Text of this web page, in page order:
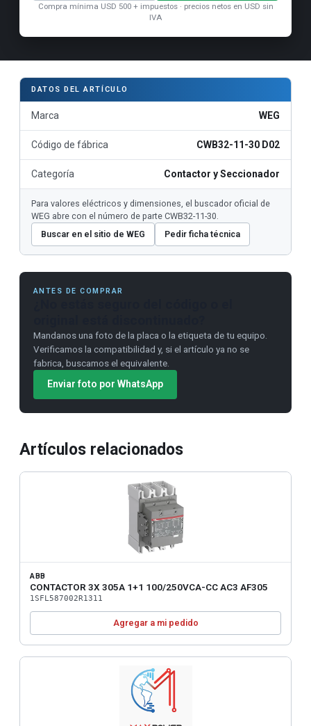
Compra mínima USD 500 + impuestos · precios netos en USD sin
IVA
DATOS DEL ARTÍCULO
Marca WEG
Código de fábrica CWB32-11-30 D02
Categoría Contactor y Seccionador
Para valores eléctricos y dimensiones, el buscador oficial de
WEG abre con el número de parte CWB32-11-30.
Buscar en el sitio de WEG
Pedir ficha técnica
ANTES DE COMPRAR
Mandanos una foto de la placa o la etiqueta de tu equipo.
Verificamos la compatibilidad y, si el artículo ya no se
fabrica, buscamos el equivalente.
Enviar foto por WhatsApp
Artículos relacionados
ABB
CONTACTOR 3X 305A 1+1 100/250VCA-CC AC3 AF305
1SFL587002R1311
Agregar a mi pedido